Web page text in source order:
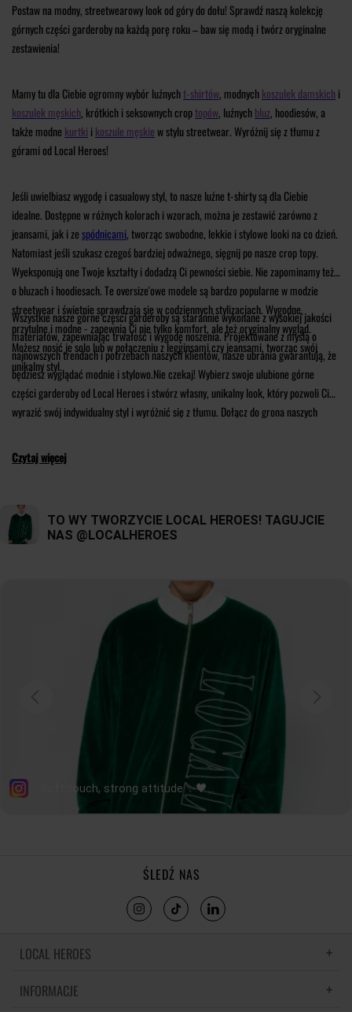
Postaw na modny, streetwearowy look od góry do dołu! Sprawdź naszą kolekcję
górnych części garderoby na każdą porę roku – baw się modą i twórz oryginalne
zestawienia!
Mamy tu dla Ciebie ogromny wybór luźnycht-shirtów, modnychkoszulek damskich i
koszulek męskich, krótkich i seksownych croptopów, luźnychbluz, hoodiesów, a
także modne kurtki i koszule męskiew stylu streetwear. Wyróżnij się z tłumu z
górami od Local Heroes!
Jeśli uwielbiasz wygodę i casualowy styl, to nasze luźne t-shirty są dla Ciebie
idealne. Dostępne w różnych kolorach i wzorach, można je zestawić zarówno z
jeansami, jak i zespódnicami, tworząc swobodne, lekkie i stylowe looki na co dzień.
Natomiast jeśli szukasz czegoś bardziej odważnego, sięgnij po nasze crop topy.
Wyeksponują one Twoje kształty i dodadzą Ci pewności siebie. Nie zapominamy też
o bluzach i hoodiesach. Te oversize'owe modele są bardzo popularne w modzie
streetwear i świetnie sprawdzają się w codziennych stylizacjach. Wygodne,
przytulne i modne - zapewnią Ci nie tylko komfort, ale też oryginalny wygląd.
Możesz nosić je solo lub w połączeniu z legginsami czy jeansami, tworząc swój
unikalny styl.
Wszystkie nasze górne części garderoby są starannie wykonane z wysokiej jakości
materiałów, zapewniając trwałość i wygodę noszenia. Projektowane z myślą o
najnowszych trendach i potrzebach naszych klientów, nasze ubrania gwarantują, że
będziesz wyglądać modnie i stylowo.Nie czekaj! Wybierz swoje ulubione górne
części garderoby od Local Heroes i stwórz własny, unikalny look, który pozwoli Ci
wyrazić swój indywidualny styl i wyróżnić się z tłumu. Dołącz do grona naszych
Przygotuj się na to, że wszyscy będą zazdrościć Twojego streetwearowego looku od
Local Heroes!
Czytaj więcej
ŚLEDŹ NAS
LOCAL HEROES
LH MEMORIES
INFORMACJE